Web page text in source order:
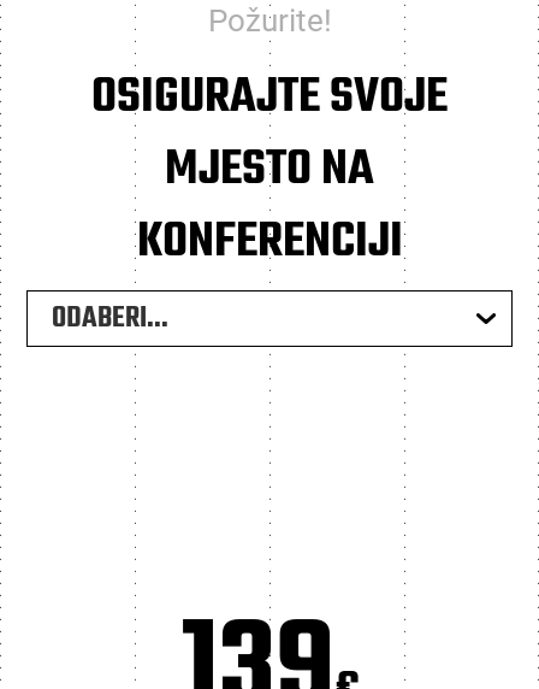
Požurite!
OSIGURAJTE SVOJE
MJESTO NA
KONFERENCIJI
ODABERI...